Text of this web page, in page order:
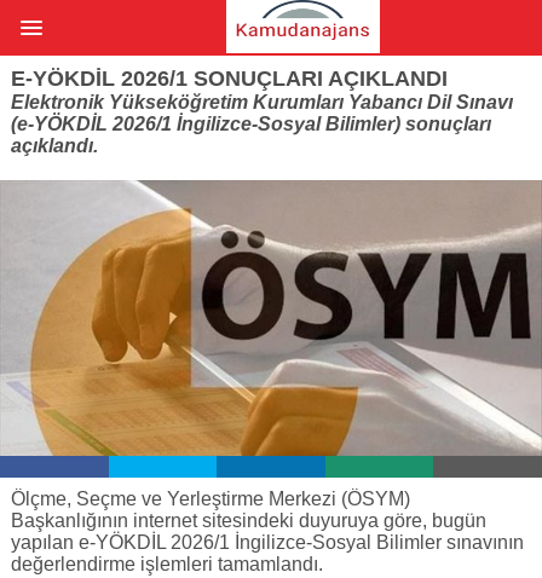
E-YÖKDİL 2026/1 SONUÇLARI AÇIKLANDI
Elektronik Yükseköğretim Kurumları Yabancı Dil Sınavı
(e-YÖKDİL 2026/1 İngilizce-Sosyal Bilimler) sonuçları
açıklandı.
Ölçme, Seçme ve Yerleştirme Merkezi (ÖSYM)
Başkanlığının internet sitesindeki duyuruya göre, bugün
yapılan e-YÖKDİL 2026/1 İngilizce-Sosyal Bilimler sınavının
değerlendirme işlemleri tamamlandı.